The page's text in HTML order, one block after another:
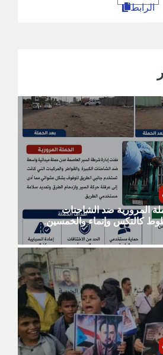
الرابط
المرورية ضد الشاحنات
كالتكس وإنماء والخمسين.